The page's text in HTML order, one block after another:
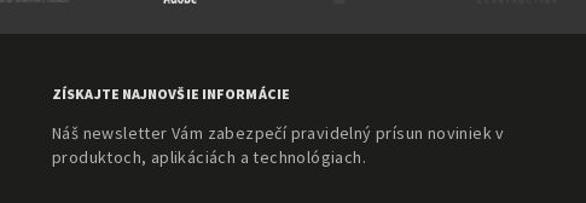
ZÍSKAJTE NAJNOVŠIE INFORMÁCIE
Náš newsletter Vám zabezpečí pravidelný prísun noviniek v
produktoch, aplikáciách a technológiach.